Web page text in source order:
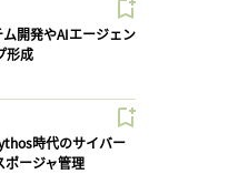
ム開発やAIエージェン
形成
時代のサイバー
ポージャ管理